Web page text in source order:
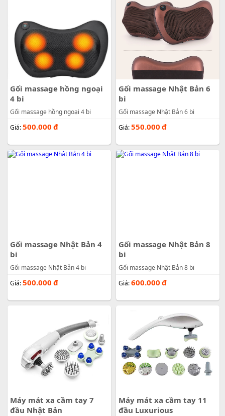
Gối massage hồng ngoại
4 bi
Gối massage hồng ngoại 4 bi
Giá:500.000 đ
Gối massage Nhật Bản 6
bi
Gối massage Nhật Bản 6 bi
Giá:550.000 đ
Gối massage Nhật Bản 4
bi
Gối massage Nhật Bản 4 bi
Giá:500.000 đ
Gối massage Nhật Bản 8
bi
Gối massage Nhật Bản 8 bi
Giá:600.000 đ
Máy mát xa cầm tay 7
đầu Nhật Bản
Máy mát xa cầm tay 11
đầu Luxurious